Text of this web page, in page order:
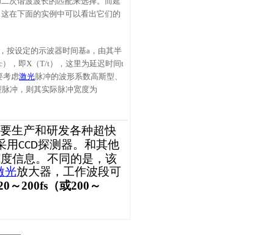
在下面的实例中可以看出它们的
按设定的示波器时间基a，由其半
），即X（T/t），这里为延迟时间t
考虑激光脉冲的波形系数高斯型、
冲，则其实际脉冲宽度为
生产和研发各种超快
用CCD探测器。和其他
信息。不同的是，该
光放大器，工作波段可
～200fs （或200 ～